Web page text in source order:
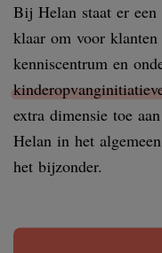
Bij Helan staat er een
klaar om voor
kenniscentrum en
extra dimensie toe
Helan in het
het bijzonder.